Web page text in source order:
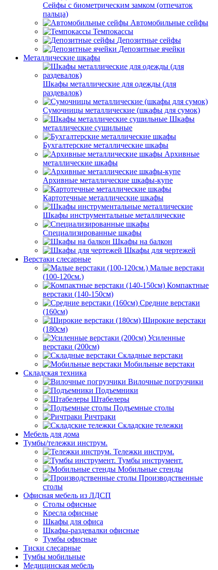
Сейфы с биометрическим замком (отпечаток
пальца)
Автомобильные сейфы
Темпокассы
Депозитные сейфы
Депозитные ячейки
Металлические шкафы
Шкафы металлические для одежды (для
раздевалок)
Сумочницы металлические (шкафы для сумок)
Шкафы
металлические сушильные
Бухгалтерские металлические шкафы
Архивные
металлические шкафы
Архивные металлические шкафы-купе
Картотечные металлические шкафы
Шкафы инструментальные металлические
Специализированные шкафы
Шкафы на балкон
Шкафы для чертежей
Верстаки слесарные
Малые верстаки
(100-120см.)
Компактные
верстаки (140-150см)
Средние верстаки
(160см)
Широкие верстаки
(180см)
Усиленные
верстаки (200см)
Складные верстаки
Мобильные верстаки
Складская техника
Вилочные погрузчики
Подъемники
Штабелеры
Подъемные столы
Ричтраки
Складские тележки
Мебель для дома
Тумбы/тележки инструм.
Тележки инструм.
Тумбы инструмент.
Мобильные стенды
Производственные
столы
Офисная мебель из ЛДСП
Столы офисные
Кресла офисные
Шкафы для офиса
Шкафы-раздевалки офисные
Тумбы офисные
Тиски слесарные
Тумбы мобильные
Медицинская мебель